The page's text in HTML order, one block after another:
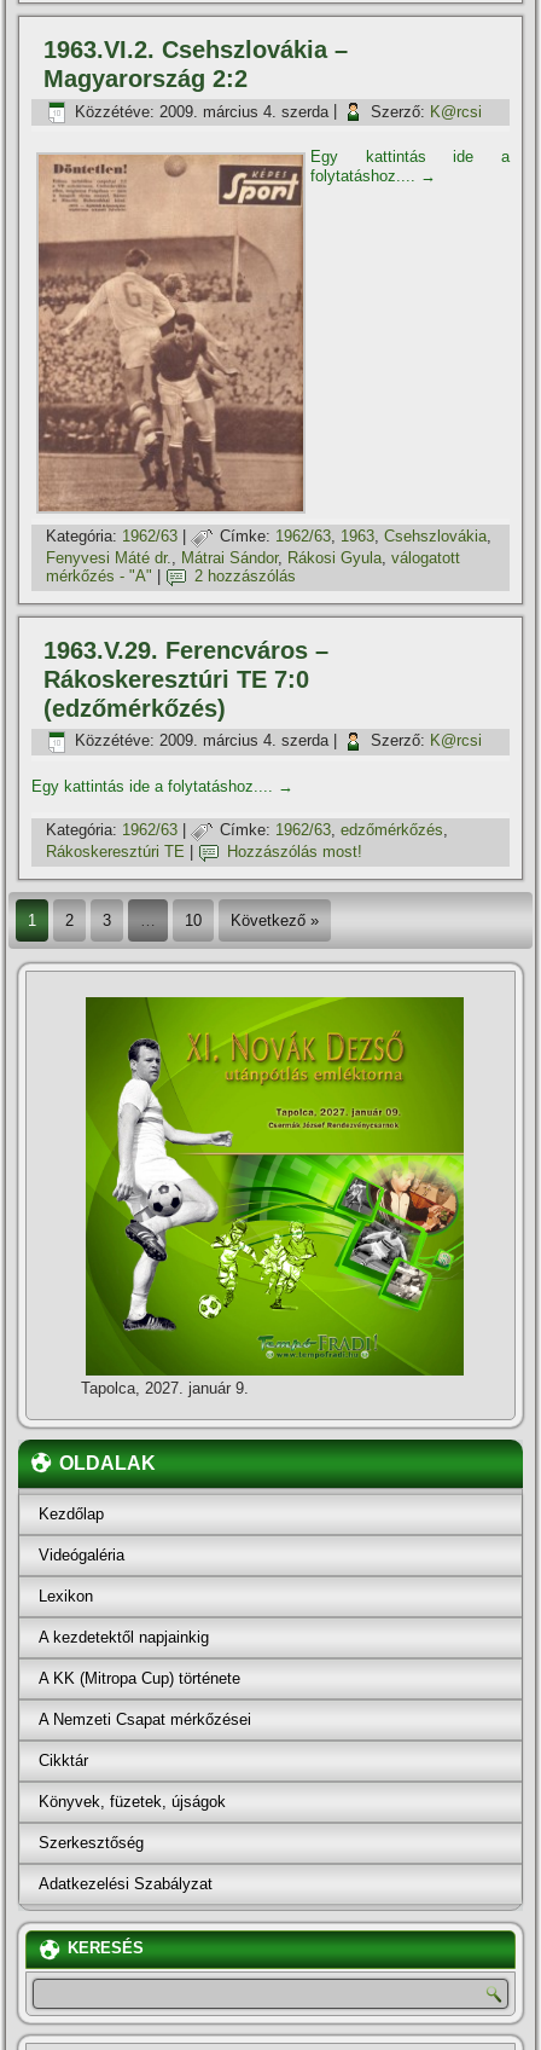
1963.VI.2. Csehszlovákia –
Magyarország 2:2
Közzétéve: 2009. március 4. szerda Szerző: K@rcsi
Egy kattintás ide a
folytatáshoz.... →
Kategória: 1962/63 | Címke: 1962/63, 1963,Csehszlovákia,
Fenyvesi Máté dr.
Mátrai Sándor, Rákosi Gyula ,válogatott
mérkőzés - "A"
2 hozzászólás
1963.V.29. Ferencváros –
Rákoskeresztúri TE 7:0
(edzőmérkőzés)
Közzétéve: 2009. március 4. szerda| Szerző: K@rcsi
Egy kattintás ide a folytatáshoz.... →
Kategória: 1962/63 | Címke: 1962/63,edzőmérkőzés,
Rákoskeresztúri TE
Hozzászólás most!
1 2 3 10 Következő »
Tapolca, 2027. január 9.
OLDALAK
Kezdőlap
Videógaléria
Lexikon
A kezdetektől napjainkig
A KK (Mitropa Cup) története
A Nemzeti Csapat mérkőzései
Cikktár
Könyvek, füzetek, újságok
Szerkesztőség
Adatkezelési Szabályzat
KERESÉS